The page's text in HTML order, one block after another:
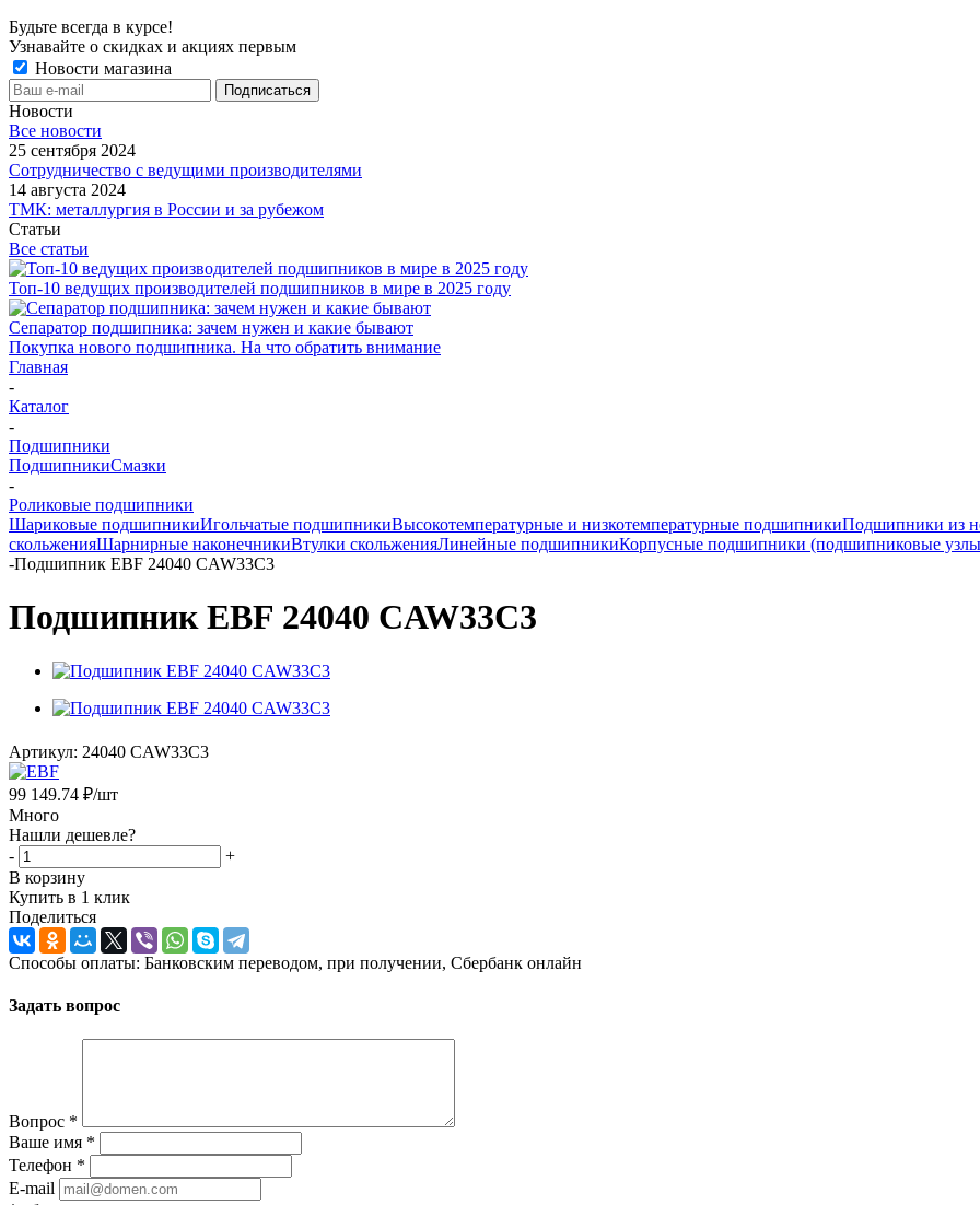
Будьте всегда в курсе!
Узнавайте о скидках и акциях первым
Новости магазина
Новости
Все новости
25 сентября 2024
Сотрудничество с ведущими производителями
14 августа 2024
ТМК: металлургия в России и за рубежом
Статьи
Все статьи
Топ-10 ведущих производителей подшипников в мире в 2025 году
Сепаратор подшипника: зачем нужен и какие бывают
Покупка нового подшипника. На что обратить внимание
Главная
-
Каталог
-
Подшипники
ПодшипникиСмазки
-
Роликовые подшипники
Шариковые подшипникиИгольчатые подшипникиВысокотемпературные и низкотемпературные подшипникиПодшипники из
скольженияШарнирные наконечникиВтулки скольженияЛинейные подшипникиКорпусные подшипники (подшипниковые
-Подшипник EBF 24040 CAW33C3
Подшипник EBF 24040 CAW33C3
Артикул: 24040 CAW33C3
99 149.74 ₽/шт
Много
Нашли дешевле?
-
+
В корзину
Купить в 1 клик
Поделиться
Способы оплаты: Банковским переводом, при получении, Сбербанк онлайн
Задать вопрос
Вопрос *
Ваше имя *
Телефон *
E-mail